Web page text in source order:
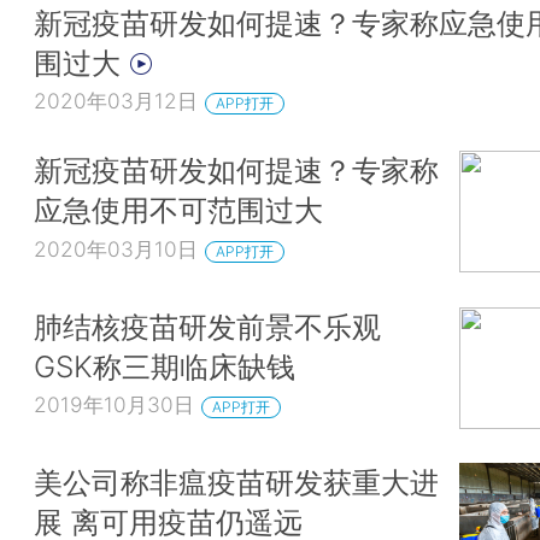
新冠疫苗研发如何提速？专家称应急使
围过大
2020年03月12日 APP打开
新冠疫苗研发如何提速？专家称
应急使用不可范围过大
2020年03月10日 APP打开
肺结核疫苗研发前景不乐观
GSK称三期临床缺钱
2019年10月30日 APP打开
美公司称非瘟疫苗研发获重大进
展 离可用疫苗仍遥远